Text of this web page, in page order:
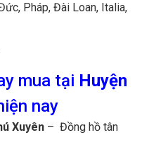
Pháp, Đài Loan, Italia,
mua tại Huyện
nay
Xuyên – Đồng hồ tân